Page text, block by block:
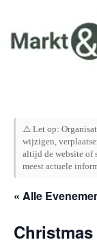
inhoud
⚠️ Let op:
wijzigen,
altijd de website of
meest actuele
« Alle